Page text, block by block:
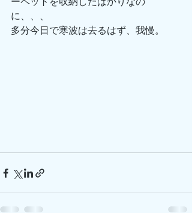
ーペットを収納したばかりなの
に、、、
多分今日で寒波は去るはず、我慢。